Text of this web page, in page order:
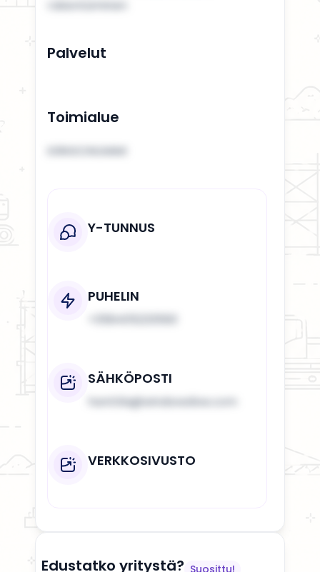
rakentaminen
Palvelut
Toimialue
KIRKKONUMMI
Y-TUNNUS
PUHELIN
SÄHKÖPOSTI
hanttila@windowslive.com
VERKKOSIVUSTO
Edustatko yritystä? Suosittu!